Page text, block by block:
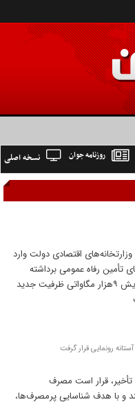
نسخه اصلی روزنامه جوان
اقتصادی دولت وارد
تأمین رفاه عمومی برداشته
می‌شود باید بدون لکنت گفته شود و حتماً افزایش ۹هزار مگاواتی ظرفیت جدید
پایش مصرف انرژی پس از ۱۶سال تأخیر، قرار است مصرف
شاخص بررسی کند و با هدف شناسایی پرمصرف‌ها،